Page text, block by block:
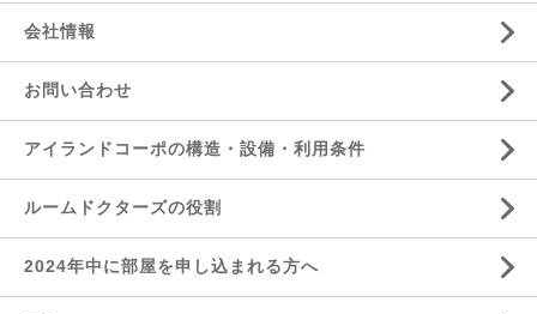
会社情報
お問い合わせ
アイランドコーポの構造・設備・利用条件
ルームドクターズの役割
2024年中に部屋を申し込まれる方へ